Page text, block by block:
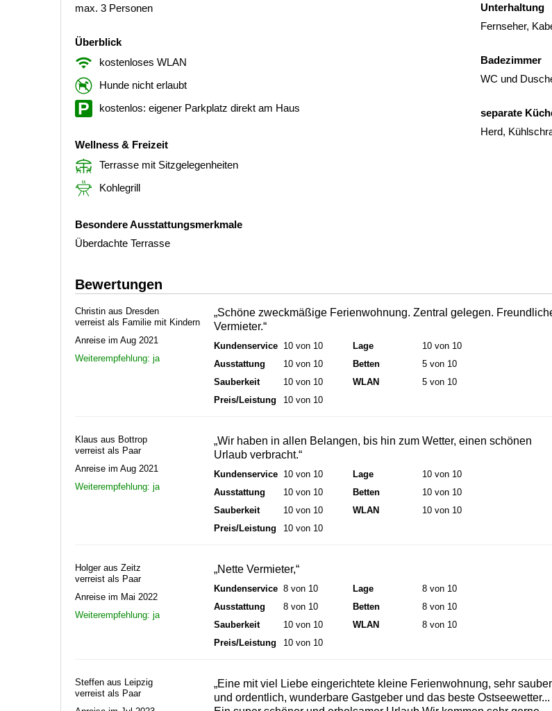
max. 3 Personen
Überblick
kostenloses WLAN
Hunde nicht erlaubt
kostenlos: eigener Parkplatz direkt am Haus
Wellness & Freizeit
Terrasse mit Sitzgelegenheiten
Kohlegrill
Besondere Ausstattungsmerkmale
Überdachte Terrasse
Unterhaltung
Fernseher,
Badezimmer
WC und
separate
Herd,
Bewertungen
Christin aus Dresden
verreist als Familie mit Kindern
Anreise im Aug 2021
Weiterempfehlung: ja
„Schöne zweckmäßige Ferienwohnung. Zentral gelegen.
Vermieter.“
Kundenservice 10 von 10
Ausstattung
10 von 10
Sauberkeit
10 von 10
Preis/Leistung
10 von 10
Lage
10 von 10
Betten
5 von 10
WLAN
5 von 10
Klaus aus Bottrop
verreist als Paar
Anreise im Aug 2021
Weiterempfehlung: ja
„Wir haben in allen Belangen, bis hin zum Wetter, einen schönen
Urlaub verbracht.“
Kundenservice 10 von 10
Ausstattung
10 von 10
Sauberkeit
10 von 10
Preis/Leistung
10 von 10
Lage
10 von 10
Betten
10 von 10
WLAN
10 von 10
Holger aus Zeitz
verreist als Paar
Anreise im Mai 2022
Weiterempfehlung: ja
„Nette Vermieter,“
Kundenservice 8 von 10
Ausstattung
8 von 10
Sauberkeit
10 von 10
Preis/Leistung
10 von 10
Lage
8 von 10
Betten
8 von 10
WLAN
8 von 10
Steffen aus Leipzig
verreist als Paar
„Eine mit viel Liebe eingerichtete kleine Ferienwohnung, sehr sauber
und ordentlich, wunderbare Gastgeber und das beste Ostseewetter...